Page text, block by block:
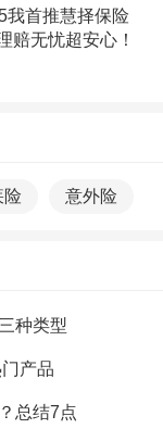
我首推慧择保险
赔无忧超安心！
险 意外险
种类型
产品
总结7点